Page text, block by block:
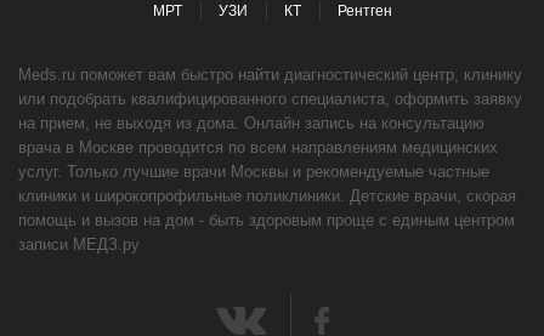
МРТ
УЗИ КТ Рентген
Meds.ru поможет вам быстро найти диагностический центр, клинику
или подобрать квалифицированного специалиста, оформить заявку
на прием, не выходя из дома. Онлайн запись на консультацию
врача в Москве проводится по всем направлениям медицинских
услуг. Только лучшие врачи Москвы и рекомендуемые частные
клиники и широкопрофильные поликлиники. Детские врачи, скорая
помощь и вызов на дом - быть здоровым проще с единым центром
записи МЕДЗ.ру